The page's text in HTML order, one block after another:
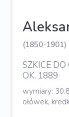
(1850-1901)
SZKICE
OK. 1889
wymiary:
ołówek,